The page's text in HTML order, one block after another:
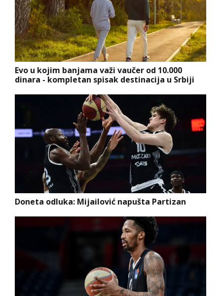
Evo u kojim banjama važi vaučer od 10.000
dinara - kompletan spisak destinacija u Srbiji
Doneta odluka: Mijailović napušta Partizan